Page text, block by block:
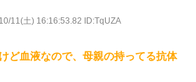
11(土) 16:16:53.82 ID:TqUZA
ど血液なので、母親の持ってる抗体